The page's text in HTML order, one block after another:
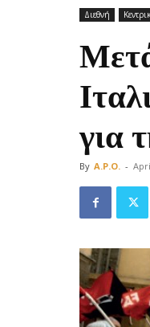
Διεθνή
για
By A.P.O. -